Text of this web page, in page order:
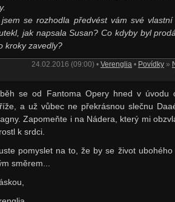
se rozhodla předvést vám své
jak napsala Susan? Co kdyby byl
kroky zavedly?
24.02.2016 (09:00) • Verenglia • Povídky »
se od Fantoma Opery hned v úvodu
a už vůbec ne překrásnou slečnu
Zapomeňte i na Nádera, který mi
k srdci.
pomyslet na to, že by se život
směrem...